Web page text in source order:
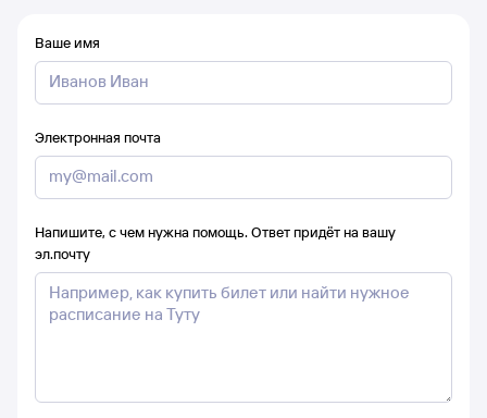
Ваше имя
Электронная почта
Напишите, с чем нужна помощь. Ответ придёт на вашу
эл.почту